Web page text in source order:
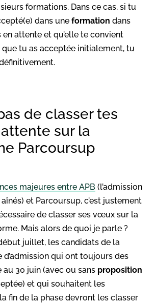
formations. Dans ce cas, si tu
dans une formation dans
attente et qu’elle te convient
tu as acceptée initialement, tu
de classer tes
sur la
Parcoursup
majeures entre APB (l’admission
et Parcoursup, c’est justement
de classer ses vœux sur la
Mais alors de quoi je parle ?
juillet, les candidats de la
d’admission qui ont toujours des
30 juin (avec ou sans proposition
et qui souhaitent les
fin de la phase devront les classer